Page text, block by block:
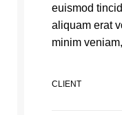
euismod
aliquam erat
minim
CLIENT